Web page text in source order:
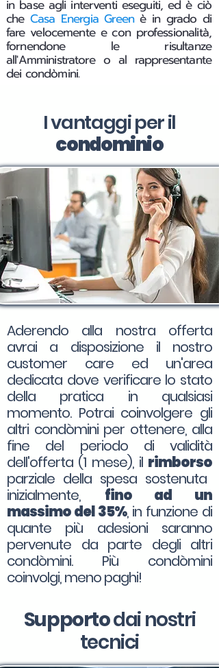
in base agli interventi eseguiti, ed è ciò
che Casa Energia Greenè in grado di
fare velocemente e con professionalità,
fornendone le risultanze
all'Amministratore o al rappresentante
dei condòmini.
I vantaggi per il
condominio
Aderendo alla nostra offerta
avrai a disposizione il nostro
customer care ed un'area
dedicata dove verificare lo stato
della pratica in qualsiasi
momento. Potrai coinvolgere gli
altri condòmini per ottenere, alla
fine del periodo di validità
dell'offerta (1 mese), il rimborso
parziale della spesa sostenuta
inizialmente, fino ad un
massimo del 35%, in funzione di
quante più adesioni saranno
pervenute da parte degli altri
condòmini. Più condòmini
coinvolgi, meno paghi!
Supportodai nostri
tecnici